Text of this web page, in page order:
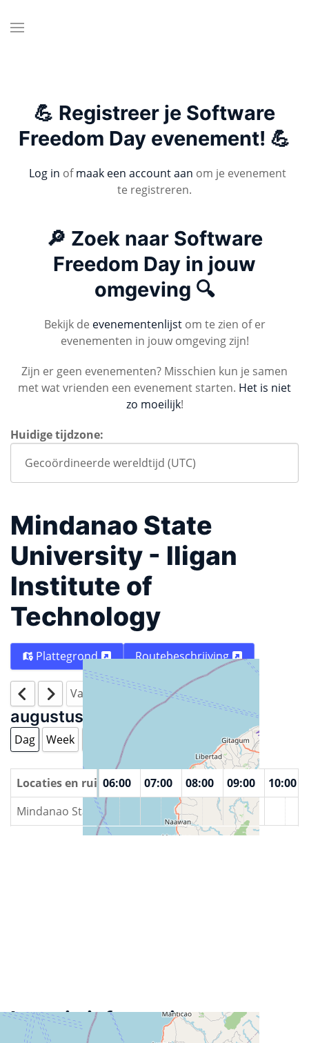
💪 Registreer je Software
Freedom Day evenement! 💪
Log in ofmaak een account aan om je evenement
te registreren.
🔎 Zoek naar Software
Freedom Day in jouw
omgeving 🔍
Bekijk de evenementenlijstom te zien of er
evenementen in jouw omgeving zijn!
Zijn er geen evenementen? Misschien kun je samen
met wat vrienden een evenement starten. Het is niet
zo moeilijk!
Huidige tijdzone:
Mindanao State
University - Iligan
Institute of
Technology
Plattegrond Routebeschrijving
Vandaag
augustus 10 2026
Dag Week
Locaties en ruimtes
04:00 05:00 06:00 07:00 08:00 09:00
10:00
Mindanao State University - Iligan Institute of
Locatie informatie